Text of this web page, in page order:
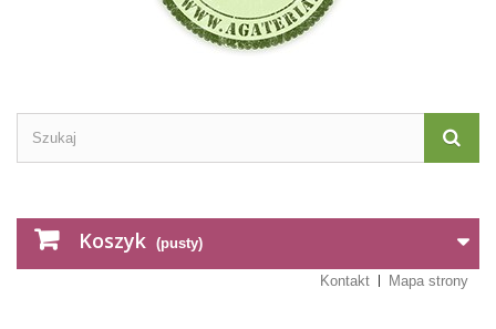
Koszyk (pusty)
Kontakt Mapa strony